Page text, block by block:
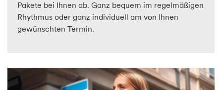
Pakete bei Ihnen ab. Ganz bequem im regelmäßigen
Rhythmus oder ganz individuell am von Ihnen
gewünschten Termin.